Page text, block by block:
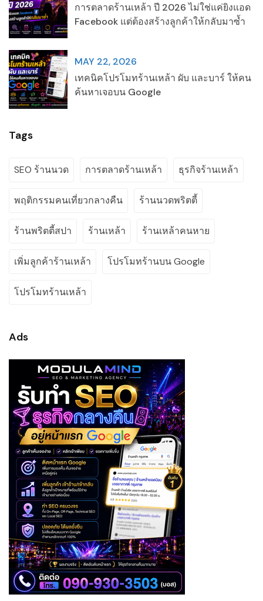
การตลาดร้านเหล้า ปี 2026 ไม่ใช่แค่ยิงแอด
Facebook แต่ต้องสร้างลูกค้าให้กลับมาซ้ำ
MAY 22, 2026
เทคนิคโปรโมทร้านเหล้า ผับ และบาร์ ให้คน
ค้นหาเจอบน Google
Tags
SEO ร้านนวด การตลาดร้านเหล้า ธุรกิจร้านเหล้า
พฤติกรรมคนเที่ยวกลางคืน ร้านนวดพริตตี้
ร้านพริตตี้สปา ร้านเหล้า ร้านเหล้าคนหาย
เพิ่มลูกค้าร้านเหล้า โปรโมทร้านบน Google
โปรโมทร้านเหล้า
Ads